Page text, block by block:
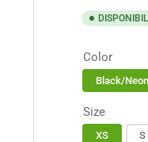
Color
Black/
Size
XS S